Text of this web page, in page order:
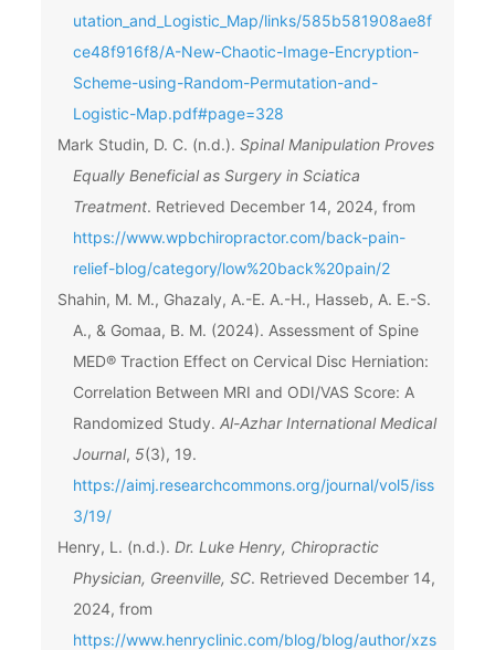
utation_and_Logistic_Map/links/585b581908ae8f
ce48f916f8/A-New-Chaotic-Image-Encryption-
Scheme-using-Random-Permutation-and-
Logistic-Map.pdf#page=328
Mark Studin, D. C. (n.d.). Spinal Manipulation Proves
Equally Beneficial as Surgery in Sciatica
Treatment. Retrieved December 14, 2024, from
https://www.wpbchiropractor.com/back-pain-
relief-blog/category/low%20back%20pain/2
Shahin, M. M., Ghazaly, A.-E. A.-H., Hasseb, A. E.-S.
A., & Gomaa, B. M. (2024). Assessment of Spine
MED® Traction Effect on Cervical Disc Herniation:
Correlation Between MRI and ODI/VAS Score: A
Randomized Study. Al-Azhar International Medical
Journal, 5(3), 19.
https://aimj.researchcommons.org/journal/vol5/iss
3/19/
Henry, L. (n.d.). Dr. Luke Henry, Chiropractic
Physician, Greenville, SC. Retrieved December 14,
2024, from
https://www.henryclinic.com/blog/blog/author/xzs